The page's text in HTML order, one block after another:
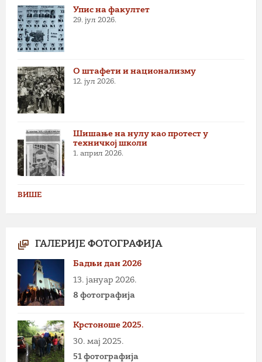
Упис на факултет
29. јул 2026.
О штафети и национализму
12. јул 2026.
Шишање на нулу као протест у
техничкој школи
1. април 2026.
ВИШЕ
ГАЛЕРИЈЕ ФОТОГРАФИЈА
Бадњи дан 2026
13. јануар 2026.
8 фотографија
Крстоноше 2025.
30. мај 2025.
51 фотографија